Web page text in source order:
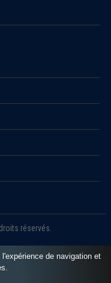
réservés.
de navigation et